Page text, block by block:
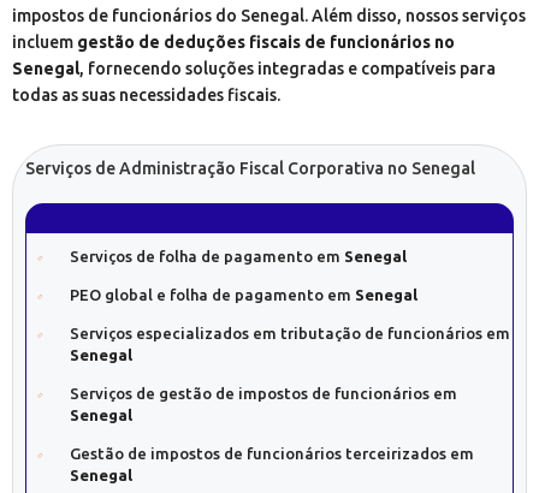
impostos de funcionários do Senegal. Além disso, nossos serviços
incluem gestão de deduções fiscais de funcionários no
Senegal, fornecendo soluções integradas e compatíveis para
todas as suas necessidades fiscais.
Serviços de Administração Fiscal Corporativa no Senegal
Serviços de folha de pagamento em Senegal
PEO global e folha de pagamento em Senegal
Serviços especializados em tributação de funcionários em
Senegal
Serviços de gestão de impostos de funcionários em
Senegal
Gestão de impostos de funcionários terceirizados em
Senegal